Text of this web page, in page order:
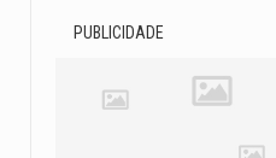
PUBLICIDADE